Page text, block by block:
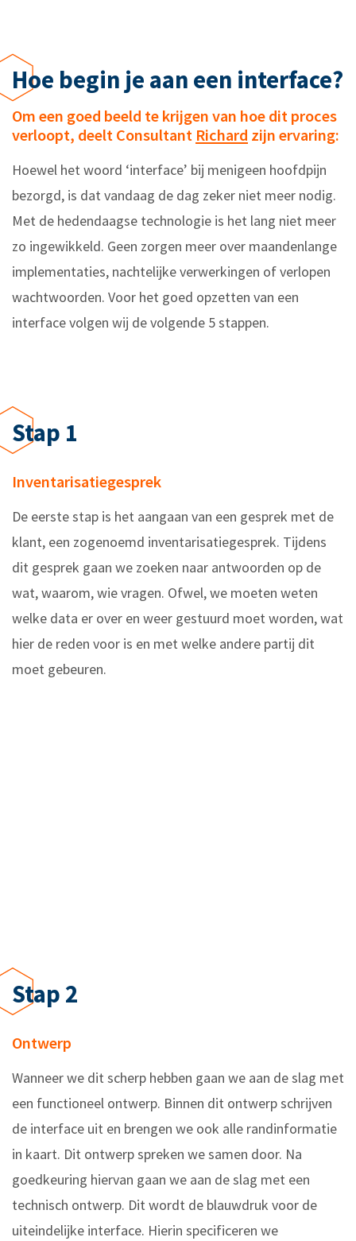
Hoe begin je aan een interface?
Om een goed beeld te krijgen van hoe dit proces
verloopt, deelt Consultant Richard zijn ervaring:
Hoewel het woord ‘interface’ bij menigeen hoofdpijn
bezorgd, is dat vandaag de dag zeker niet meer nodig.
Met de hedendaagse technologie is het lang niet meer
zo ingewikkeld. Geen zorgen meer over maandenlange
implementaties, nachtelijke verwerkingen of verlopen
wachtwoorden. Voor het goed opzetten van een
interface volgen wij de volgende 5 stappen.
Stap 1
Inventarisatiegesprek
De eerste stap is het aangaan van een gesprek met de
klant, een zogenoemd inventarisatiegesprek. Tijdens
dit gesprek gaan we zoeken naar antwoorden op de
wat, waarom, wie vragen. Ofwel, we moeten weten
welke data er over en weer gestuurd moet worden, wat
hier de reden voor is en met welke andere partij dit
moet gebeuren.
Stap 2
Ontwerp
Wanneer we dit scherp hebben gaan we aan de slag met
een functioneel ontwerp. Binnen dit ontwerp schrijven
de interface uit en brengen we ook alle randinformatie
in kaart. Dit ontwerp spreken we samen door. Na
goedkeuring hiervan gaan we aan de slag met een
technisch ontwerp. Dit wordt de blauwdruk voor de
uiteindelijke interface. Hierin specificeren we